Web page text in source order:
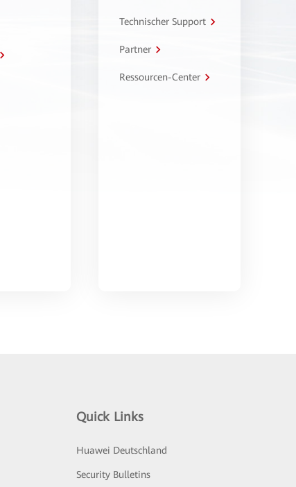
Technischer Support
Partner
Ressourcen-Center
Quick Links
Huawei Deutschland
Security Bulletins